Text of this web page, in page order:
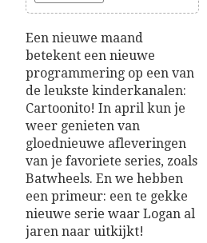
Een nieuwe maand
betekent een nieuwe
programmering op een van
de leukste kinderkanalen:
Cartoonito! In april kun je
weer genieten van
gloednieuwe afleveringen
van je favoriete series, zoals
Batwheels. En we hebben
een primeur: een te gekke
nieuwe serie waar Logan al
jaren naar uitkijkt!